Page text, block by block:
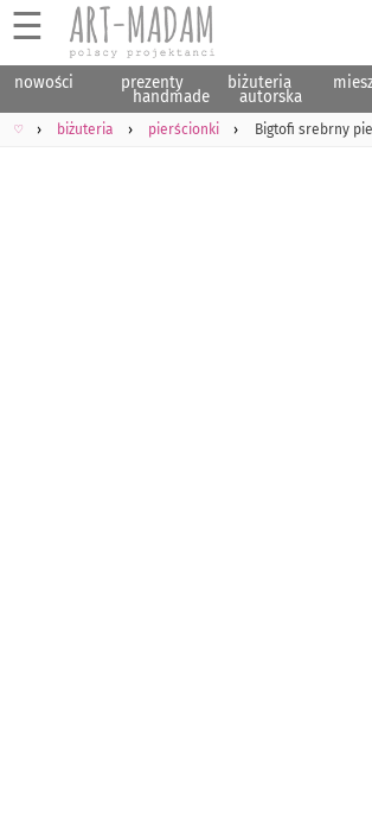
☰
nowości prezenty
handmade
biżuteria
autorska
♡ biżuteria pierścionki Bigtofi srebrny